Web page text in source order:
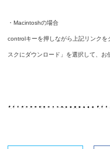
・Macintoshの場合
controlキーを押しながら上記リンク
スクにダウンロード」を選択して、お